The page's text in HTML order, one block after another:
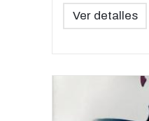
Ver detalles